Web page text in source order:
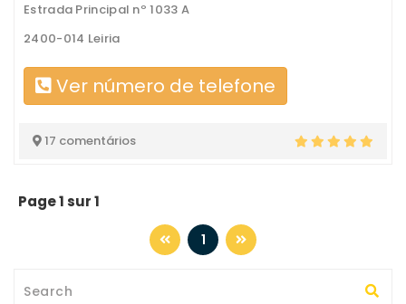
Estrada Principal nº 1033 A
2400-014 Leiria
Ver número de telefone
17 comentários
Page 1 sur 1
1